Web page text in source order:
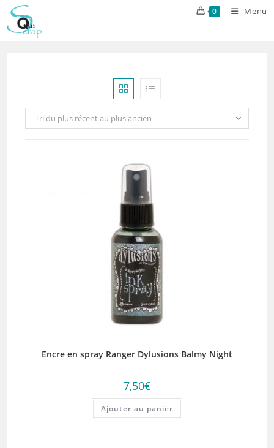
Skip
content
0 Menu
Tri du plus récent au plus ancien
Encre en spray Ranger Dylusions Balmy Night
7,50€
Ajouter au panier